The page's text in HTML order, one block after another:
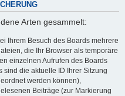
Arten gesammelt:
Ihrem Besuch des Boards mehrere
die Ihr Browser als temporäre
einzelnen Aufrufen des Boards
die aktuelle ID Ihrer Sitzung
werden können),
Beiträge (zur Markierung